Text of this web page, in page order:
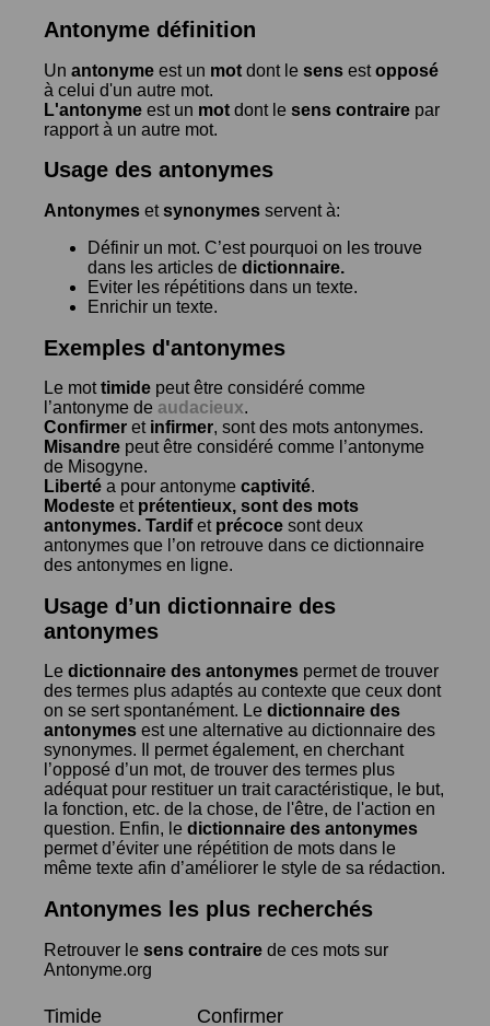
Antonyme définition
Un antonyme est un mot dont le sens estopposé
à celui d'un autre mot.
L'antonyme est un mot dont le sens contraire par
rapport à un autre mot.
Usage des antonymes
Antonymes etsynonymes servent à:
Définir un mot. C’est pourquoi on les trouve
dans les articles de dictionnaire.
Eviter les répétitions dans un texte.
Enrichir un texte.
Exemples d'antonymes
Le mottimide peut être considéré comme
l’antonyme de audacieux.
Confirmer et infirmer, sont des mots antonymes.
Misandre peut être considéré comme l’antonyme
de Misogyne.
Liberté a pour antonyme captivité.
Modeste et prétentieux, sont des mots
antonymes. Tardifet précoce sont deux
antonymes que l’on retrouve dans ce dictionnaire
des antonymes en ligne.
Usage d’un dictionnaire des
antonymes
Le dictionnaire des antonymes permet de trouver
des termes plus adaptés au contexte que ceux dont
on se sert spontanément. Le dictionnaire des
antonymes est une alternative au dictionnaire des
synonymes. Il permet également, en cherchant
l’opposé d’un mot, de trouver des termes plus
adéquat pour restituer un trait caractéristique, le but,
la fonction, etc. de la chose, de l'être, de l'action en
question. Enfin, le dictionnaire des antonymes
permet d’éviter une répétition de mots dans le
même texte afin d’améliorer le style de sa rédaction.
Antonymes les plus recherchés
Retrouver le sens contraire de ces mots sur
Antonyme.org
Timide Confirmer